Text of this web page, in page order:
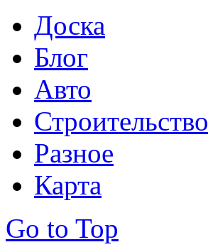
Доска
Блог
Авто
Строительство
Разное
Карта
Go to Top